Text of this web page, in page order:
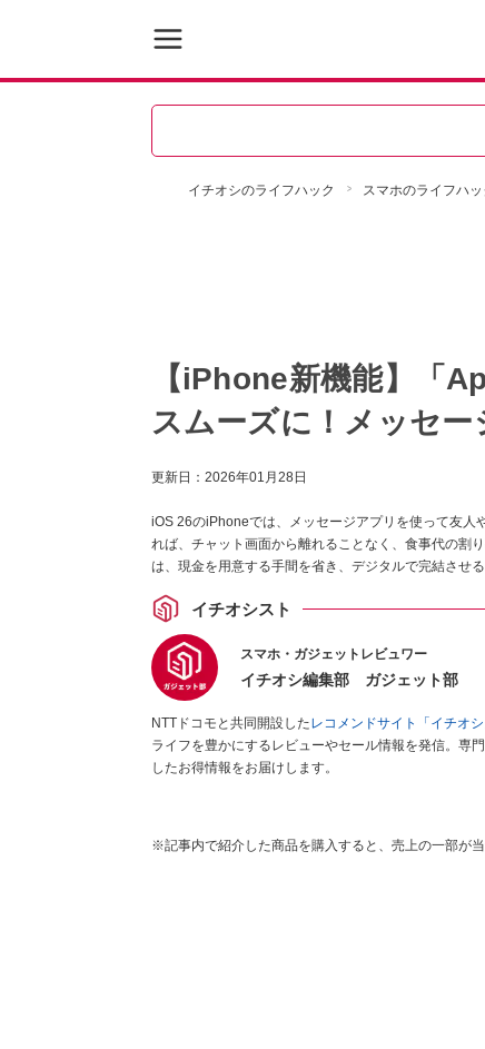
イチオシのライフハック スマホのライフハッ
【iPhone新機能】「
スムーズに！メッセ
更新日： 2026年01月28日
iOS 26のiPhoneでは、メッセージアプリを使って友
れば、チャット画面から離れることなく、食事代の割
は、現金を用意する手間を省き、デジタルで完結させ
イチオシスト
スマホ・ガジェットレビュワー
イチオシ編集部 ガジェット部
NTTドコモと共同開設したレコメンドサイト「イチオシ
ライフを豊かにするレビューやセール情報を発信。専
したお得情報をお届けします。
※記事内で紹介した商品を購入すると、売上の一部が